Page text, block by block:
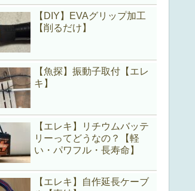
【DIY】EVAグリップ加工
【削るだけ】
【魚探】振動子取付【エレ
キ】
【エレキ】リチウムバッテ
リーってどうなの？【軽
い・パワフル・長寿命】
【エレキ】自作延長ケーブ